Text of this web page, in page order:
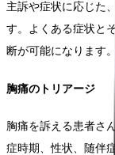
主訴や症状に応じた
す。よくある症状と
断が可能になります。
胸痛のトリアージ
胸痛を訴える患者さ
症時期、性状、随伴